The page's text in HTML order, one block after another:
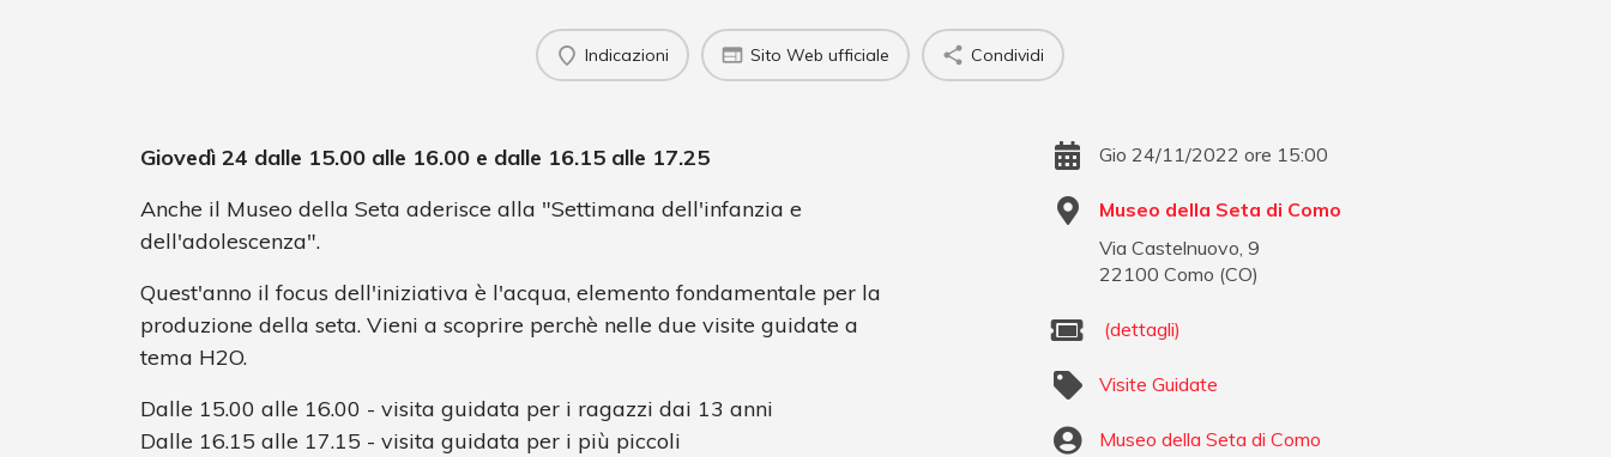
Indicazioni Sito Web ufficiale Condividi
Giovedì 24 dalle 15.00 alle 16.00 e dalle 16.15 alle 17.25
Anche il Museo della Seta aderisce alla "Settimana dell'infanzia e
dell'adolescenza".
Quest'anno il focus dell'iniziativa è l'acqua, elemento fondamentale per la
produzione della seta. Vieni a scoprire perchè nelle due visite guidate a
tema H2O.
Dalle 15.00 alle 16.00 - visita guidata per i ragazzi dai 13 anni
Dalle 16.15 alle 17.15 - visita guidata per i più piccoli
Gio 24/11/2022 ore 15:00
Museo della Seta di Como
Via Castelnuovo, 9
22100 Como (CO)
(dettagli)
Visite Guidate
Museo della Seta di Como